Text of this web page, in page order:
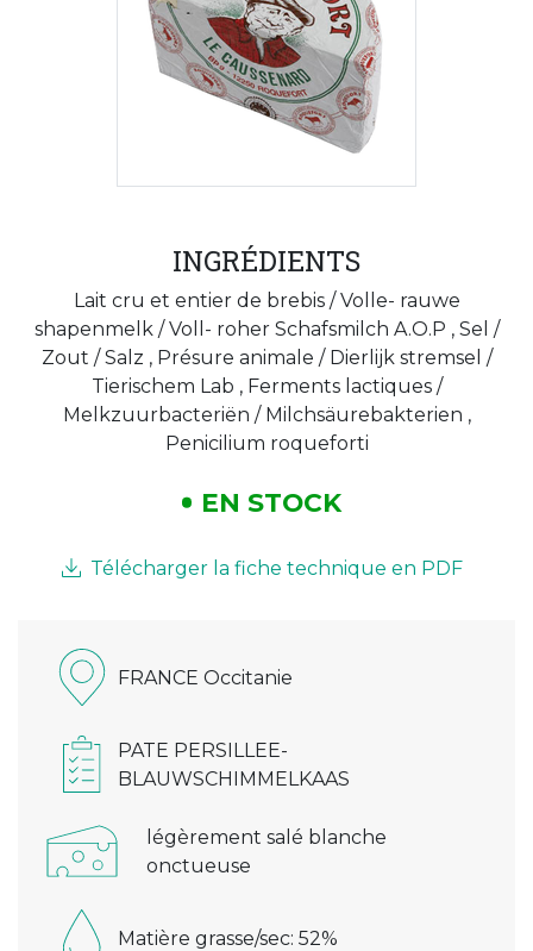
INGRÉDIENTS
Lait cru et entier de brebis / Volle- rauwe
shapenmelk / Voll- roher Schafsmilch A.O.P , Sel /
Zout / Salz , Présure animale / Dierlijk stremsel /
Tierischem Lab , Ferments lactiques /
Melkzuurbacteriën / Milchsäurebakterien ,
Penicilium roqueforti
EN STOCK
Télécharger la fiche technique en PDF
FRANCE Occitanie
PATE PERSILLEE-
BLAUWSCHIMMELKAAS
légèrement salé blanche
onctueuse
Matière grasse/sec: 52%